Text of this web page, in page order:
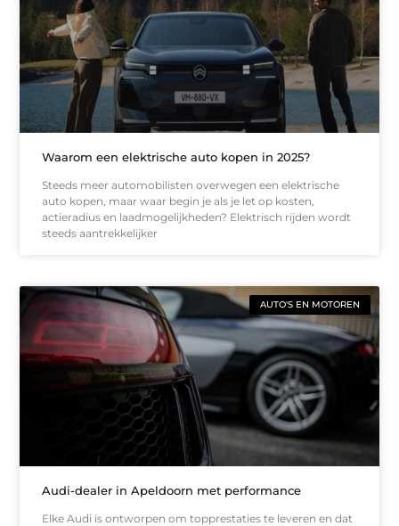
Waarom een elektrische auto kopen in 2025?
Steeds meer automobilisten overwegen een elektrische
auto kopen, maar waar begin je als je let op kosten,
actieradius en laadmogelijkheden? Elektrisch rijden wordt
steeds aantrekkelijker
AUTO'S EN MOTOREN
Audi-dealer in Apeldoorn met performance
Elke Audi is ontworpen om topprestaties te leveren en dat